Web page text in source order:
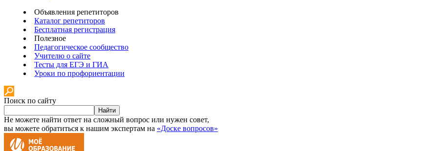
Объявления репетиторов
Каталог репетиторов
Бесплатная регистрация
Полезное
Педагогическое сообщество
Учителю о сайте
Тесты для ЕГЭ и ГИА
Уроки по профориентации
Поиск по сайту
Найти
Не можете найти ответ на сложный вопрос или нужен совет,
вы можете обратиться к нашим экспертам на «Доске вопросов»